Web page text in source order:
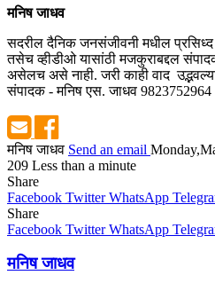
मनिष जाधव
सदरील दैनिक जनसंजीवनी मधील प्रसिध्द
तसेच व्हीडीओ यासांठी मजकुराबद्दल
असेलच असे नाही. जरी काही वाद
संपादक - मनिष एस. जाधव 9823752964
मनिष जाधव Send an email
209 Less than a minute
Share
Facebook Twitter WhatsApp
Share
Facebook Twitter WhatsApp
मनिष जाधव